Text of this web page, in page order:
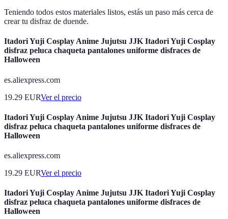
Teniendo todos estos materiales listos, estás un paso más cerca de
crear tu disfraz de duende.
Itadori Yuji Cosplay Anime Jujutsu JJK Itadori Yuji Cosplay
disfraz peluca chaqueta pantalones uniforme disfraces de
Halloween
es.aliexpress.com
19.29 EURVer el precio
Itadori Yuji Cosplay Anime Jujutsu JJK Itadori Yuji Cosplay
disfraz peluca chaqueta pantalones uniforme disfraces de
Halloween
es.aliexpress.com
19.29 EURVer el precio
Itadori Yuji Cosplay Anime Jujutsu JJK Itadori Yuji Cosplay
disfraz peluca chaqueta pantalones uniforme disfraces de
Halloween